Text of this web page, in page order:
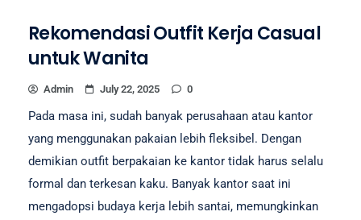
Rekomendasi Outfit Kerja Casual
untuk Wanita
Admin July 22, 2025 0
Pada masa ini, sudah banyak perusahaan atau kantor
yang menggunakan pakaian lebih fleksibel. Dengan
demikian outfit berpakaian ke kantor tidak harus selalu
formal dan terkesan kaku. Banyak kantor saat ini
mengadopsi budaya kerja lebih santai, memungkinkan